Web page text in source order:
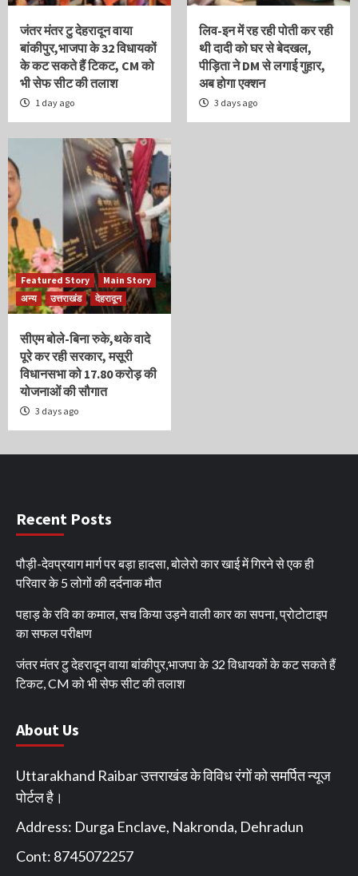
जंतर मंतर टु देहरादून वाया
बांकीपुर,भाजपा के 32 विधायकों
के कट सकते हैं टिकट, CM को
भी सेफ सीट की तलाश
1 day ago
लिव-इन में रह रही पोती कर रही
थी दादी को घर से बेदखल,
पीड़िता ने DM से लगाई गुहार,
अब होगा एक्शन
3 days ago
Featured Story
Main Story
अन्य
उत्तराखंड देहरादून
सीएम बोले-बिना रुके,थके वादे
पूरे कर रही सरकार, मसूरी
विधानसभा को 17.80 करोड़ की
योजनाओं की सौगात
3 days ago
Recent Posts
पौड़ी-देवप्रयाग मार्ग पर बड़ा हादसा, बोलेरो कार खाई में गिरने से एक ही
परिवार के 5 लोगों की दर्दनाक मौत
पहाड़ के रवि का कमाल, सच किया उड़ने वाली कार का सपना, प्रोटोटाइप
का सफल परीक्षण
जंतर मंतर टु देहरादून वाया बांकीपुर,भाजपा के 32 विधायकों के कट सकते हैं
टिकट, CM को भी सेफ सीट की तलाश
About Us
Uttarakhand Raibar उत्तराखंड के विविध रंगों को समर्पित न्यूज
पोर्टल है।
Address: Durga Enclave, Nakronda, Dehradun
Cont: 8745072257